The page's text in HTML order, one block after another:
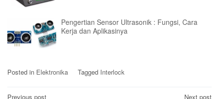
Pengertian Sensor Ultrasonik : Fungsi, Cara
Kerja dan Aplikasinya
Posted in Elektronika Tagged Interlock
Previous post
Next post